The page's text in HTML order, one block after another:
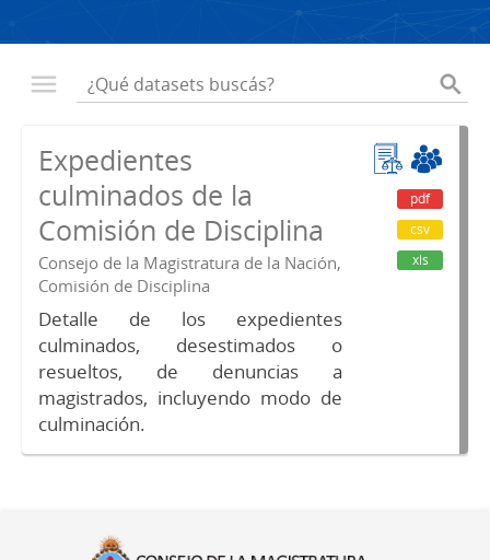
Expedientes
culminados de la
Comisión de Disciplina
Consejo de la Magistratura de la Nación,
Comisión de Disciplina
Detalle de los expedientes
culminados, desestimados o
resueltos, de denuncias a
magistrados, incluyendo modo de
culminación.
pdf
csv
xls